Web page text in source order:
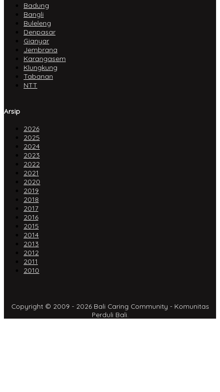
Badung
Bangli
Buleleng
Denpasar
Gianyar
Jembrana
Karangasem
Klungkung
Tabanan
NTT
Arsip
2026
2025
2024
2023
2022
2021
2020
2019
2018
2017
2016
2015
2014
2013
2012
2011
2010
Copyright © 2009 - 2026 Bali Caring Community - Komunitas
Perduli Bali.